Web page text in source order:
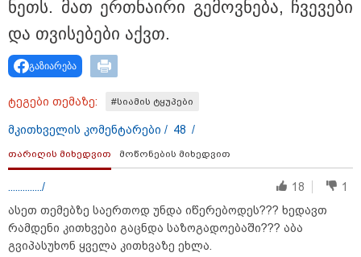
Hisense წარმოგიდგენთ გზავნილს "ინოვაციები
უკეთესი ცხოვრებისათვის" FIFA-ს 2026 წლის
მსოფლიო ჩემპიონატზე™
15:49 / 06-08-2026
შეიძინე ალდაგის სამოგზაურო დაზღვევა და
მიიღე გაორმაგებული ინტერნეტი
ნეთს. მათ ერ­თნა­ი­რი გე­მოვ­ნე­ბა, ჩვე­ვე­ბი
და თვი­სე­ბე­ბი აქვთ.
გაზიარება
ტეგები თემაზე: #სიამის ტყუპები
მკითხველის კომენტარები / 48 /
თარიღის მიხედვით მოწონების მიხედვით
............../ 18
1
ასეთ თემებზე საერთოდ უნდა იწერებოდეს??? ხედავთ
რამდენი კითხვები გაცნდა საზოგადოებაში??? აბა
გვიპასუხონ ყველა კითხვაზე ეხლა.